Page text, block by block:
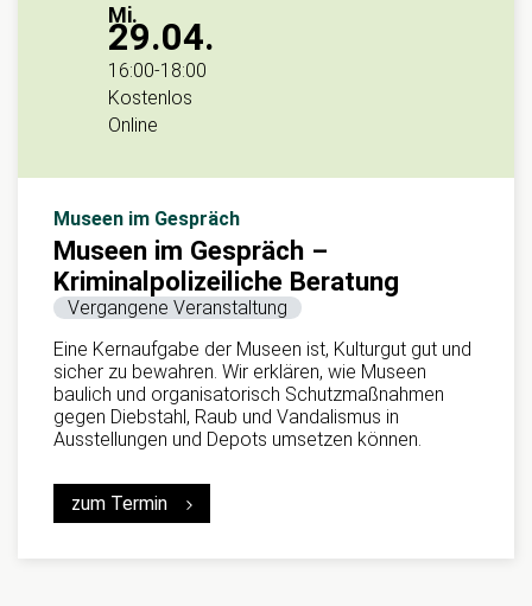
Mi.
29.04.
16:00-18:00
Kostenlos
Online
Museen im Gespräch
Museen im Gespräch –
Kriminalpolizeiliche Beratung
Vergangene Veranstaltung
Eine Kernaufgabe der Museen ist, Kulturgut gut und
sicher zu bewahren. Wir erklären, wie Museen
baulich und organisatorisch Schutzmaßnahmen
gegen Diebstahl, Raub und Vandalismus in
Ausstellungen und Depots umsetzen können.
zum Termin